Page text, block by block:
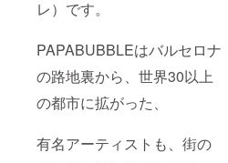
レ）です。
PAPABUBBLEはバルセロナ
の路地裏から、世界30以上
の都市に拡がった、
有名アーティストも、街の